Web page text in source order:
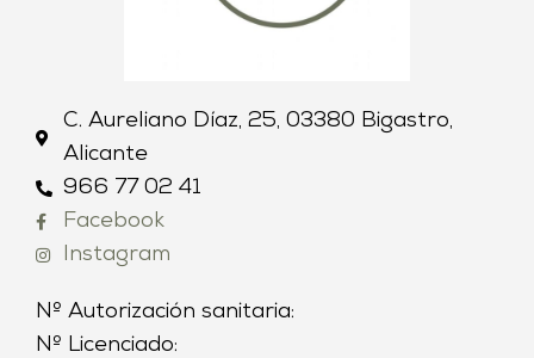
C. Aureliano Díaz, 25, 03380 Bigastro,
Alicante
966 77 02 41
Facebook
Instagram
Nº Autorización sanitaria:
Nº Licenciado: